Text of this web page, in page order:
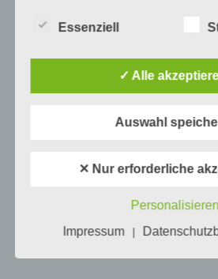
KOMMENTARE
Begrifflichkeiten erläutern.
Wir verwenden in dieser
unter anderem die folgenden
a) personenbezogene Daten
Personenbezogene
oder identifizierbare
Folgenden „betroffene
Als identifizierbar wird
insbesondere mittels
Essenziell
✓ Alle
Auswahl
✕ Nur erforderliche
Personalisieren
Impressum